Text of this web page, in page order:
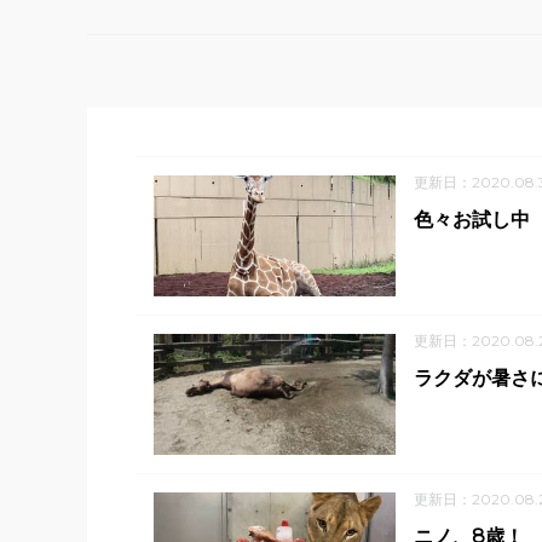
更新日：
色々お試し中
更新日：
ラクダが暑さ
更新日：
ニノ、8歳！